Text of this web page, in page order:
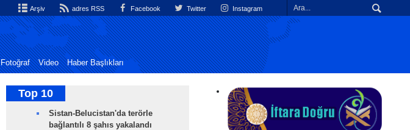
Arşiv adres RSS Facebook Twitter Instagram
Fotoğraf Video Haber Başlıkları
Top 10
Sistan-Belucistan'da terörle
bağlantılı 8 şahıs yakalandı